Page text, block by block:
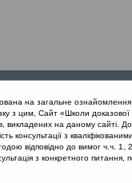
на загальне
з цим, Сайт «Школи
викладених на даному сайті.
консультації з
відповідно до вимог ч.ч. 1,
з конкретного питання,